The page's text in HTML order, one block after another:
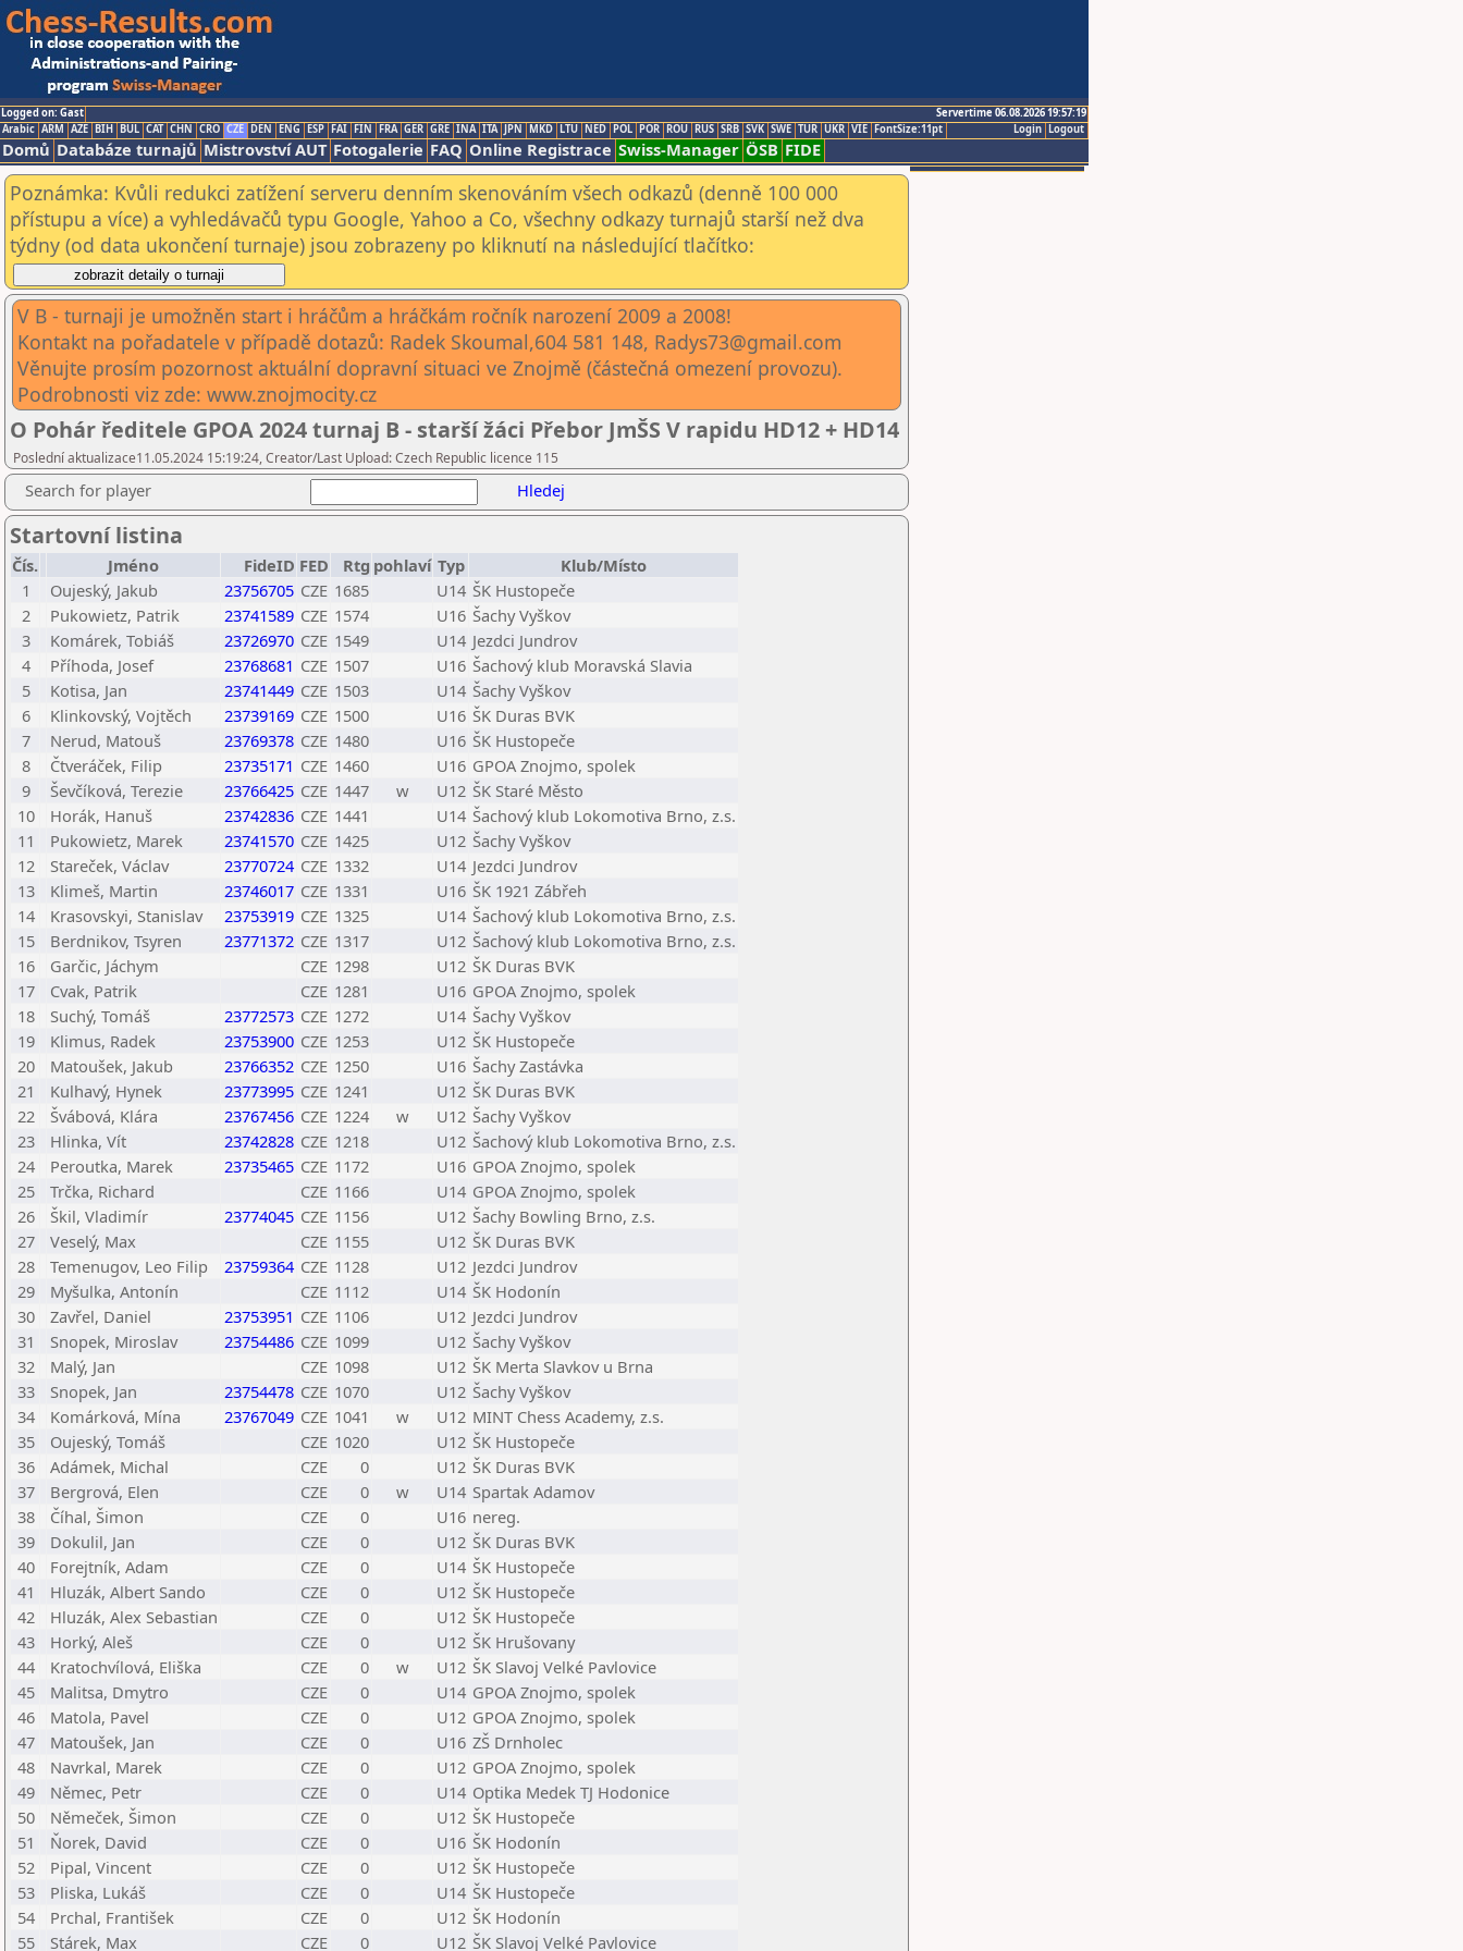
Logged on: Gast
Servertime 06.08.2026 19:57:19
Logout
Login
Arabic ARM AZE BIH BUL CAT CHN CRO CZE DEN ENG ESP FAI FIN FRA GER GRE INA ITA JPN MKD LTU NED POL POR ROU RUS SRB SVK SWE TUR UKR VIE FontSize:11pt
Domů Databáze turnajů Mistrovství AUT Fotogalerie FAQ Online Registrace Swiss-Manager ÖSB FIDE
Poznámka: Kvůli redukci zatížení serveru denním skenováním všech odkazů (denně 100 000
přístupu a více) a vyhledávačů typu Google, Yahoo a Co, všechny odkazy turnajů starší než dva
týdny (od data ukončení turnaje) jsou zobrazeny po kliknutí na následující tlačítko:
V B - turnaji je umožněn start i hráčům a hráčkám ročník narození 2009 a 2008!
Kontakt na pořadatele v případě dotazů: Radek Skoumal,604 581 148, Radys73@gmail.com
Věnujte prosím pozornost aktuální dopravní situaci ve Znojmě (částečná omezení provozu).
Podrobnosti viz zde: www.znojmocity.cz
O Pohár ředitele GPOA 2024 turnaj B - starší žáci Přebor JmŠS V rapidu HD12 + HD14
Poslední aktualizace11.05.2024 15:19:24, Creator/Last Upload: Czech Republic licence 115
Search for player Hledej
Startovní listina
Čís. Jméno FideID FED Rtg pohlaví Typ
Klub/Místo
1
Oujeský, Jakub 23756705 CZE 1685 U14 ŠK Hustopeče
2
Pukowietz, Patrik 23741589 CZE 1574 U16 Šachy Vyškov
3
Komárek, Tobiáš 23726970 CZE 1549 U14 Jezdci Jundrov
4
Příhoda, Josef 23768681 CZE 1507 U16 Šachový klub Moravská Slavia
5
Kotisa, Jan 23741449 CZE 1503 U14 Šachy Vyškov
6
Klinkovský, Vojtěch 23739169 CZE 1500 U16 ŠK Duras BVK
7
Nerud, Matouš 23769378 CZE 1480 U16 ŠK Hustopeče
8
Čtveráček, Filip 23735171 CZE 1460 U16 GPOA Znojmo, spolek
9
Ševčíková, Terezie 23766425 CZE 1447 w U12 ŠK Staré Město
10
Horák, Hanuš 23742836 CZE 1441 U14 Šachový klub Lokomotiva Brno, z.s.
11
Pukowietz, Marek 23741570 CZE 1425 U12 Šachy Vyškov
12
Stareček, Václav 23770724 CZE 1332 U14 Jezdci Jundrov
13
Klimeš, Martin 23746017 CZE 1331 U16 ŠK 1921 Zábřeh
14
Krasovskyi, Stanislav 23753919 CZE 1325 U14 Šachový klub Lokomotiva Brno, z.s.
15
Berdnikov, Tsyren 23771372 CZE 1317 U12 Šachový klub Lokomotiva Brno, z.s.
16
Garčic, Jáchym CZE 1298 U12 ŠK Duras BVK
17
Cvak, Patrik CZE 1281 U16 GPOA Znojmo, spolek
18
Suchý, Tomáš 23772573 CZE 1272 U14 Šachy Vyškov
19
Klimus, Radek 23753900 CZE 1253 U12 ŠK Hustopeče
20
Matoušek, Jakub 23766352 CZE 1250 U16 Šachy Zastávka
21
Kulhavý, Hynek 23773995 CZE 1241 U12 ŠK Duras BVK
22
Švábová, Klára 23767456 CZE 1224 w U12 Šachy Vyškov
23
Hlinka, Vít 23742828 CZE 1218 U12 Šachový klub Lokomotiva Brno, z.s.
24
Peroutka, Marek 23735465 CZE 1172 U16 GPOA Znojmo, spolek
25
Trčka, Richard CZE 1166 U14 GPOA Znojmo, spolek
26
Škil, Vladimír 23774045 CZE 1156 U12 Šachy Bowling Brno, z.s.
27
Veselý, Max CZE 1155 U12 ŠK Duras BVK
28
Temenugov, Leo Filip 23759364 CZE 1128 U12 Jezdci Jundrov
29
Myšulka, Antonín CZE 1112 U14 ŠK Hodonín
30
Zavřel, Daniel 23753951 CZE 1106 U12 Jezdci Jundrov
31
Snopek, Miroslav 23754486 CZE 1099 U12 Šachy Vyškov
32
Malý, Jan CZE 1098 U12 ŠK Merta Slavkov u Brna
33
Snopek, Jan 23754478 CZE 1070 U12 Šachy Vyškov
34
Komárková, Mína 23767049 CZE 1041 w U12 MINT Chess Academy, z.s.
35
Oujeský, Tomáš CZE 1020 U12 ŠK Hustopeče
36
Adámek, Michal CZE 0 U12 ŠK Duras BVK
37
Bergrová, Elen CZE 0 w U14 Spartak Adamov
38
Číhal, Šimon CZE 0 U16 nereg.
39
Dokulil, Jan CZE 0 U12 ŠK Duras BVK
40
Forejtník, Adam CZE 0 U14 ŠK Hustopeče
41
Hluzák, Albert Sando CZE 0 U12 ŠK Hustopeče
42
Hluzák, Alex Sebastian CZE 0 U12 ŠK Hustopeče
43
Horký, Aleš CZE 0 U12 ŠK Hrušovany
44
Kratochvílová, Eliška CZE 0 w U12 ŠK Slavoj Velké Pavlovice
45
Malitsa, Dmytro CZE 0 U14 GPOA Znojmo, spolek
46
Matola, Pavel CZE 0 U12 GPOA Znojmo, spolek
47
Matoušek, Jan CZE 0 U16 ZŠ Drnholec
48
Navrkal, Marek CZE 0 U12 GPOA Znojmo, spolek
49
Němec, Petr CZE 0 U14 Optika Medek TJ Hodonice
50
Němeček, Šimon CZE 0 U12 ŠK Hustopeče
51
Ňorek, David CZE 0 U16 ŠK Hodonín
52
Pipal, Vincent CZE 0 U12 ŠK Hustopeče
53
Pliska, Lukáš CZE 0 U14 ŠK Hustopeče
54
Prchal, František CZE 0 U12 ŠK Hodonín
55
Stárek, Max CZE 0 U12 ŠK Slavoj Velké Pavlovice